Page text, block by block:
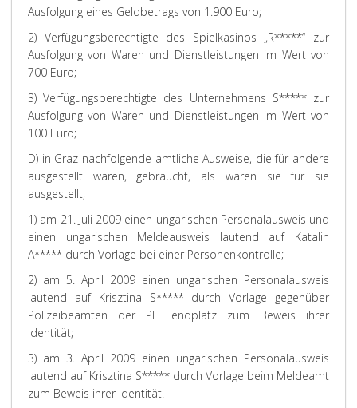
Ausfolgung eines Geldbetrags von 1.900 Euro;
2) Verfügungsberechtigte des Spielkasinos „R*****“ zur
Ausfolgung von Waren und Dienstleistungen im Wert von
700 Euro;
3) Verfügungsberechtigte des Unternehmens S***** zur
Ausfolgung von Waren und Dienstleistungen im Wert von
100 Euro;
D) in Graz nachfolgende amtliche Ausweise, die für andere
ausgestellt waren, gebraucht, als wären sie für sie
ausgestellt,
1) am 21. Juli 2009 einen ungarischen Personalausweis und
einen ungarischen Meldeausweis lautend auf Katalin
A***** durch Vorlage bei einer Personenkontrolle;
2) am 5. April 2009 einen ungarischen Personalausweis
lautend auf Krisztina S***** durch Vorlage gegenüber
Polizeibeamten der PI Lendplatz zum Beweis ihrer
Identität;
3) am 3. April 2009 einen ungarischen Personalausweis
lautend auf Krisztina S***** durch Vorlage beim Meldeamt
zum Beweis ihrer Identität.